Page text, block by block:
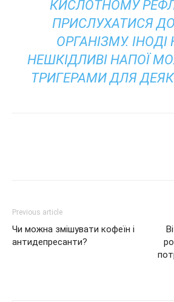
КИСЛОТНОМУ
ПРИСЛУХАТИСЯ
ОРГАНІЗМУ. ІНОДІ
НЕШКІДЛИВІ НАПОЇ
ТРИГЕРАМИ ДЛЯ
Previous article
Чи можна змішувати кофеїн і
антидепресанти?